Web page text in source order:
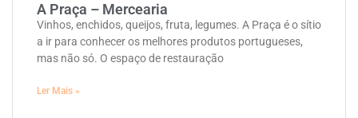
A Praça – Mercearia
Vinhos, enchidos, queijos, fruta, legumes. A Praça é o sítio
a ir para conhecer os melhores produtos portugueses,
mas não só. O espaço de restauração
Ler Mais »